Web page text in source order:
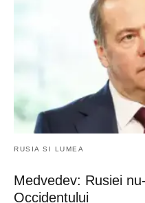
RUSIA SI LUMEA
Medvedev: Rusiei
Occidentului